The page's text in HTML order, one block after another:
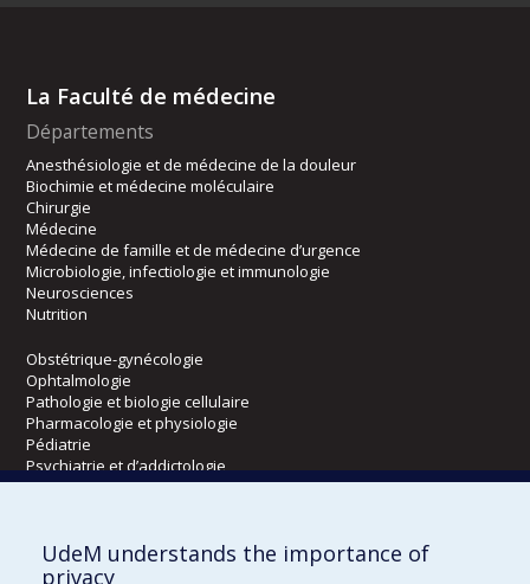
La Faculté de médecine
Départements
Anesthésiologie et de médecine de la douleur
Biochimie et médecine moléculaire
Chirurgie
Médecine
Médecine de famille et de médecine d’urgence
Microbiologie, infectiologie et immunologie
Neurosciences
Nutrition
Obstétrique-gynécologie
Ophtalmologie
Pathologie et biologie cellulaire
Pharmacologie et physiologie
Pédiatrie
Psychiatrie et d’addictologie
Radiologie, radio-oncologie et médecine nucléaire
Écoles
UdeM understands the importance of
privacy